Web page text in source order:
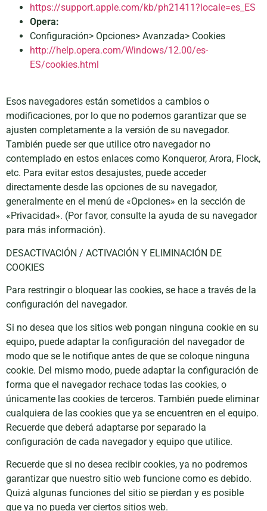
https://support.apple.com/kb/ph21411?locale=es_ES
Opera:
Configuración> Opciones> Avanzada> Cookies
http://help.opera.com/Windows/12.00/es-
ES/cookies.html
Esos navegadores están sometidos a cambios o
modificaciones, por lo que no podemos garantizar que se
ajusten completamente a la versión de su navegador.
También puede ser que utilice otro navegador no
contemplado en estos enlaces como Konqueror, Arora, Flock,
etc. Para evitar estos desajustes, puede acceder
directamente desde las opciones de su navegador,
generalmente en el menú de «Opciones» en la sección de
«Privacidad». (Por favor, consulte la ayuda de su navegador
para más información).
DESACTIVACIÓN / ACTIVACIÓN Y ELIMINACIÓN DE
COOKIES
Para restringir o bloquear las cookies, se hace a través de la
configuración del navegador.
Si no desea que los sitios web pongan ninguna cookie en su
equipo, puede adaptar la configuración del navegador de
modo que se le notifique antes de que se coloque ninguna
cookie. Del mismo modo, puede adaptar la configuración de
forma que el navegador rechace todas las cookies, o
únicamente las cookies de terceros. También puede eliminar
cualquiera de las cookies que ya se encuentren en el equipo.
Recuerde que deberá adaptarse por separado la
configuración de cada navegador y equipo que utilice.
Recuerde que si no desea recibir cookies, ya no podremos
garantizar que nuestro sitio web funcione como es debido.
Quizá algunas funciones del sitio se pierdan y es posible
que ya no pueda ver ciertos sitios web.